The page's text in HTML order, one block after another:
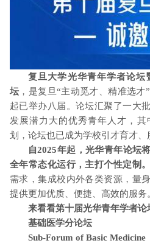
复旦大学光华青年学者论
坛 ，是复旦“主动觅才、精准选
起已举办八届。论坛汇聚了一大
发展潜力大的优秀青年人才，
划，论坛也已成为学校引才育才、
自2025年起，光华青年论坛
全年常态化运行，主打个性定制
需求，集成校内外各类资源，量
提供更加优质、便捷、高效的服务
来看看第十届光华青年学者论
基础医学分论坛
Sub-Forum of Basic Medicine